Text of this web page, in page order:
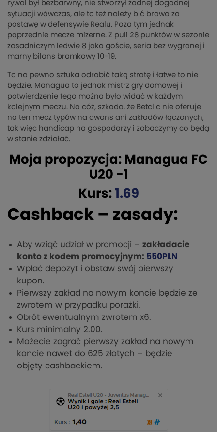
rywal był bezbarwny, nie stworzył żadnej dogodnej
sytuacji wówczas, ale to też należy bić brawo za
postawę w defensywie Realu. Poza tym jednak
poprzednie mecze mizerne. Z puli 28 punktów w sezonie
zasadniczym ledwie 8 jako goście, seria bez wygranej i
marny bilans bramkowy 10-19.
To na pewno sztuka odrobić taką stratę i łatwe to nie
będzie. Managua to jednak mistrz gry domowej i
potwierdzenie tego można było widać w każdym
kolejnym meczu. No cóż, szkoda, że Betclic nie oferuje
na ten mecz typów na awans ani zakładów łączonych,
tak więc handicap na gospodarzy i zobaczymy co będą
w stanie zdziałać.
Moja propozycja: Managua FC
U20 -1
Kurs: 1.69
Cashback – zasady:
Aby wziąć udział w promocji – zakładacie
konto z kodem promocyjnym: 550PLN
Wpłać depozyt i obstaw swój pierwszy
kupon.
Pierwszy zakład na nowym koncie będzie ze
zwrotem w przypadku porażki.
Obrót ewentualnym zwrotem x6.
Kurs minimalny 2.00.
Możecie zagrać pierwszy zakład na nowym
koncie nawet do 625 złotych – będzie
objęty cashbackiem.